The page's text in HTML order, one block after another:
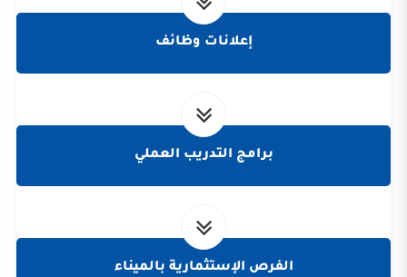
إعلانات وظائف
برامج التدريب العملي
الفرص الإستثمارية بالميناء